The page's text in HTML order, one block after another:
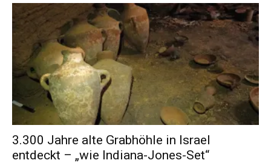
3.300 Jahre alte Grabhöhle in Israel
entdeckt – „wie Indiana-Jones-Set“